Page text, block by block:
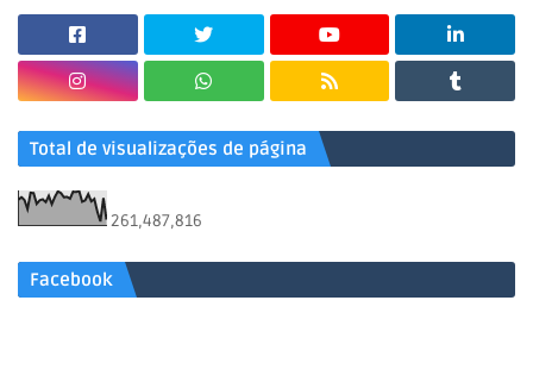
Total de visualizações de página
261,487,816
Facebook